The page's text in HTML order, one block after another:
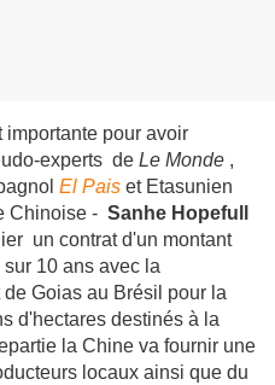
importante pour avoir
experts de Le Monde ,
El Pais et Etasunien
Chinoise - Sanhe Hopefull
un contrat d'un montant
10 ans avec la
Goias au Brésil pour la
d'hectares destinés à la
la Chine va fournir une
locaux ainsi que du